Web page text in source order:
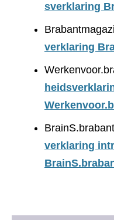
sverklaring
verklaring
verklaring